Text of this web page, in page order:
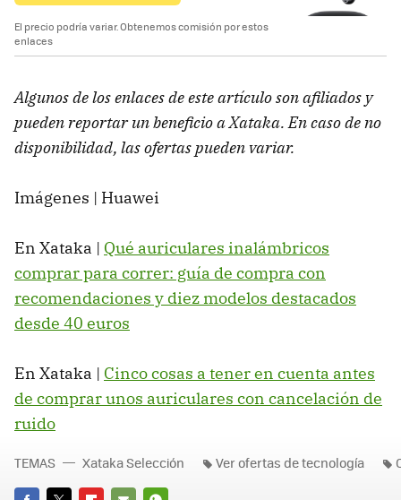
El precio podría variar. Obtenemos comisión por estos
enlaces
Algunos de los enlaces de este artículo son afiliados y
pueden reportar un beneficio a Xataka. En caso de no
disponibilidad, las ofertas pueden variar.
Imágenes | Huawei
En Xataka | Qué auriculares inalámbricos
comprar para correr: guía de compra con
recomendaciones y diez modelos destacados
desde 40 euros
En Xataka | Cinco cosas a tener en cuenta antes
de comprar unos auriculares con cancelación de
ruido
TEMAS Xataka Selección Ver ofertas de tecnología